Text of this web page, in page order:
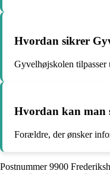
Hvordan sikrer
Gyvelhøjskolen
Hvordan kan man
Forældre, der ønsker
Postnummer 9900